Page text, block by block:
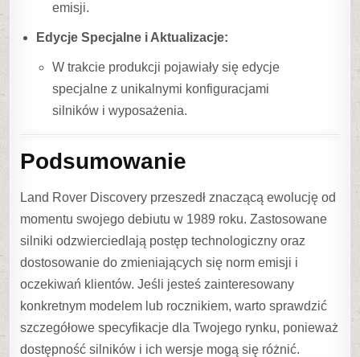
emisji.
Edycje Specjalne i Aktualizacje:
W trakcie produkcji pojawiały się edycje
specjalne z unikalnymi konfiguracjami
silników i wyposażenia.
Podsumowanie
Land Rover Discovery przeszedł znaczącą ewolucję od
momentu swojego debiutu w 1989 roku. Zastosowane
silniki odzwierciedlają postęp technologiczny oraz
dostosowanie do zmieniających się norm emisji i
oczekiwań klientów. Jeśli jesteś zainteresowany
konkretnym modelem lub rocznikiem, warto sprawdzić
szczegółowe specyfikacje dla Twojego rynku, ponieważ
dostępność silników i ich wersje mogą się różnić.